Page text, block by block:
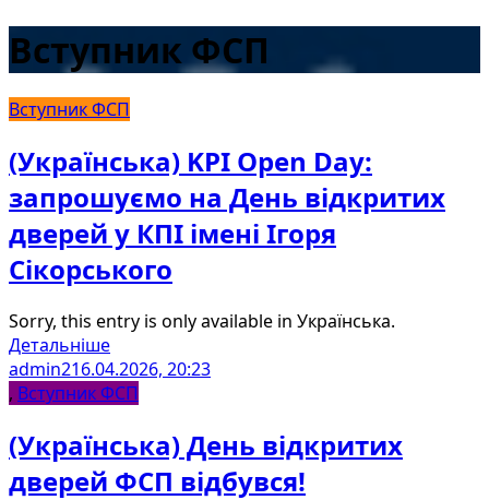
Вступник ФСП
Вступник ФСП
(Українська) KPI Open Day:
запрошуємо на День відкритих
дверей у КПІ імені Ігоря
Сікорського
Sorry, this entry is only available in Українська.
Детальніше
admin216.04.2026, 20:23
, Вступник ФСП
(Українська) День відкритих
дверей ФСП відбувся!